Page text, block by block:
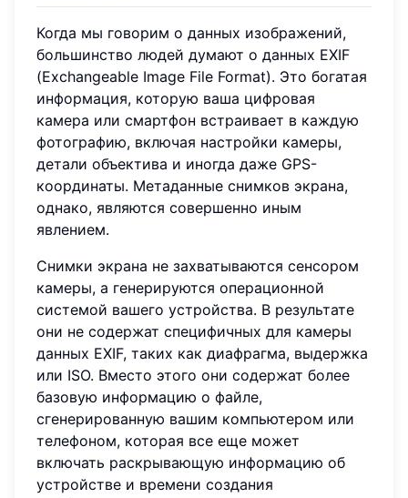
Когда мы говорим о данных изображений,
большинство людей думают о данных EXIF
(Exchangeable Image File Format). Это богатая
информация, которую ваша цифровая
камера или смартфон встраивает в каждую
фотографию, включая настройки камеры,
детали объектива и иногда даже GPS-
координаты. Метаданные снимков экрана,
однако, являются совершенно иным
явлением.
Снимки экрана не захватываются сенсором
камеры, а генерируются операционной
системой вашего устройства. В результате
они не содержат специфичных для камеры
данных EXIF, таких как диафрагма, выдержка
или ISO. Вместо этого они содержат более
базовую информацию о файле,
сгенерированную вашим компьютером или
телефоном, которая все еще может
включать раскрывающую информацию об
устройстве и времени создания